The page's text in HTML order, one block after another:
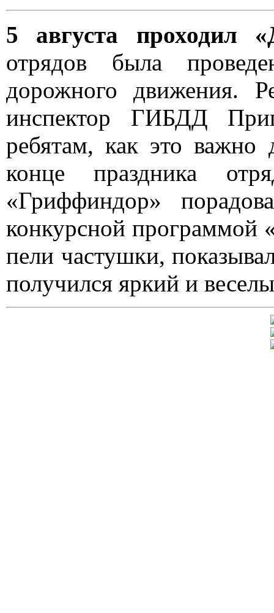
5 августа проходил
отрядов была
дорожного движения.
инспектор ГИБДД
ребятам, как это
конце праздника
«Гриффиндор»
конкурсной программой
пели частушки,
получился яркий и